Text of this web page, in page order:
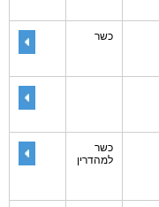
כשר
כשר
למהדרין